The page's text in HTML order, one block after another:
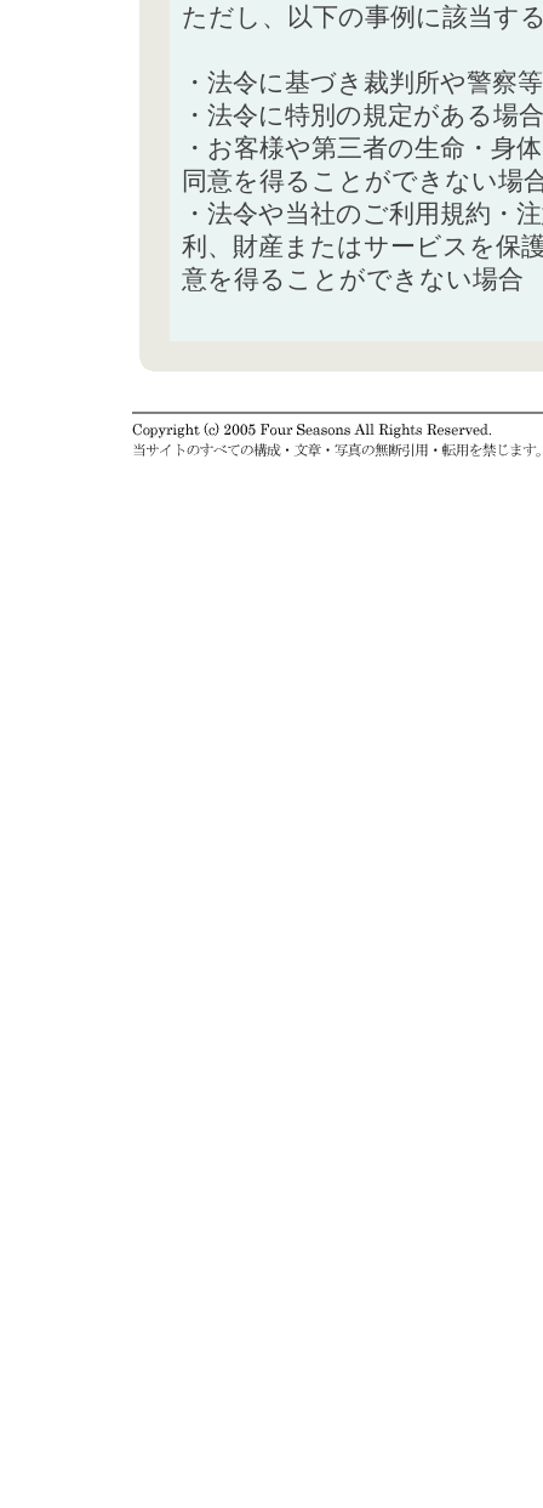
ただし、以下の事例に該当す
・法令に基づき裁判所や警察
・法令に特別の規定がある場合
・お客様や第三者の生命・身
同意を得ることができない場
・法令や当社のご利用規約・
利、財産またはサービスを保
意を得ることができない場合